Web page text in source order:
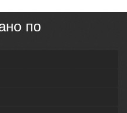
по